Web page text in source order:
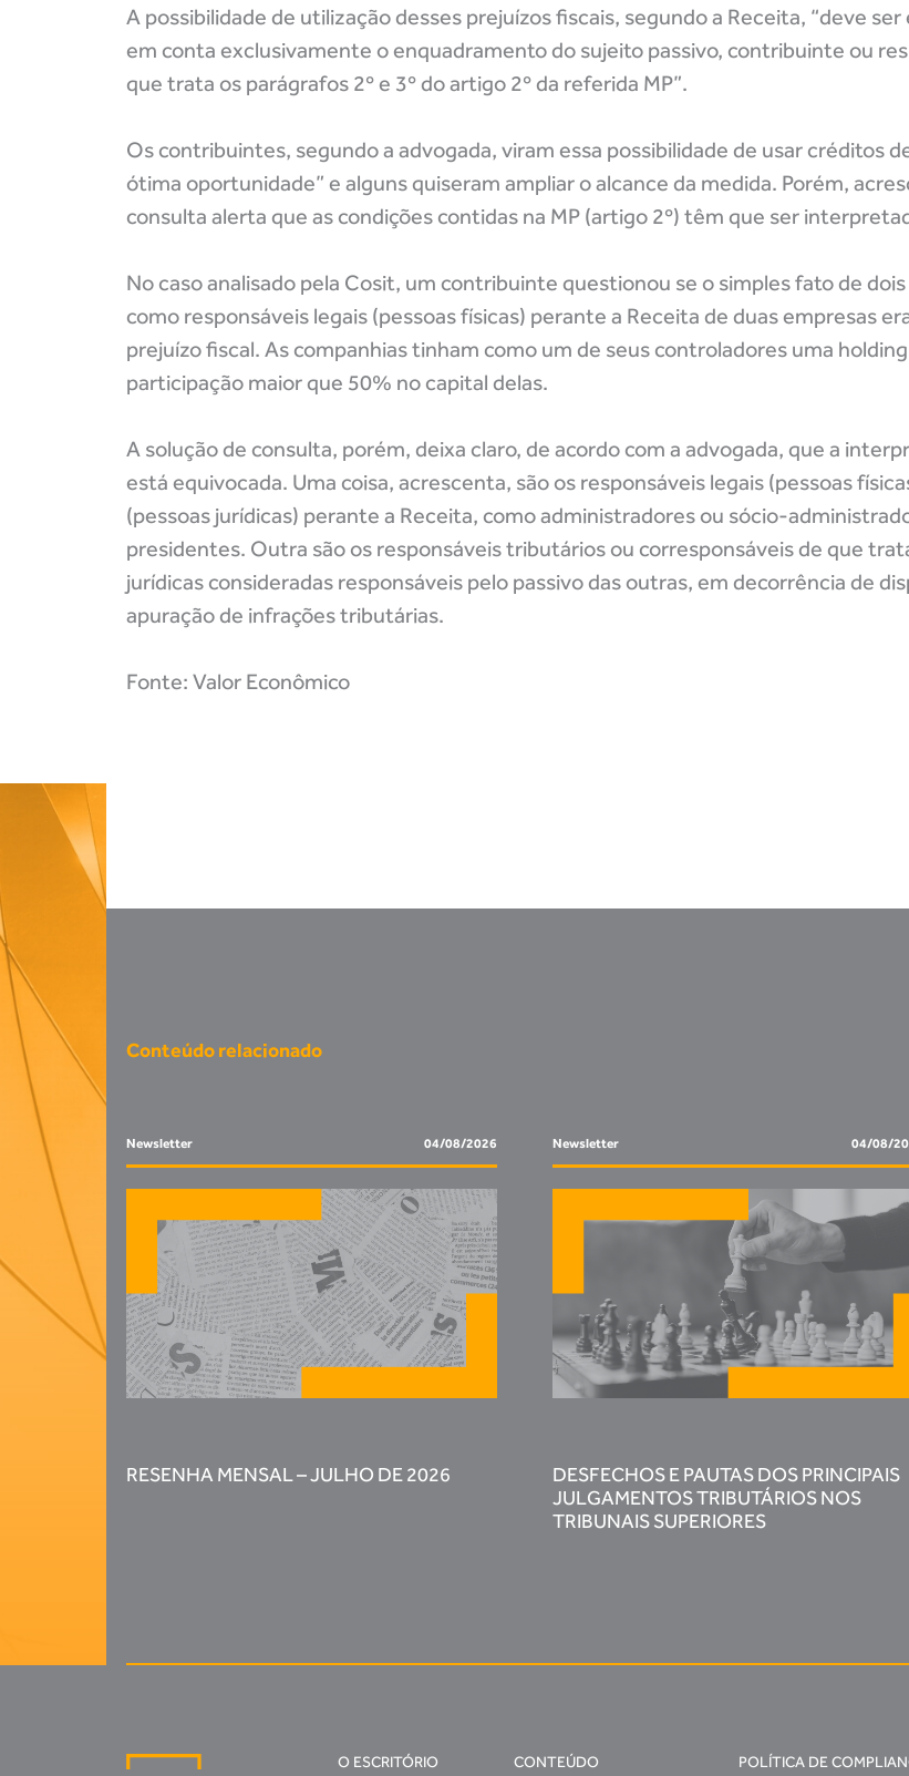
A possibilidade de utilização desses prejuízos fiscais, segundo a Receita, “deve
em conta exclusivamente o enquadramento do sujeito passivo, contribuinte ou
que trata os parágrafos 2º e 3º do artigo 2º da referida MP”.
Os contribuintes, segundo a advogada, viram essa possibilidade de usar créditos
ótima oportunidade” e alguns quiseram ampliar o alcance da medida. Porém,
consulta alerta que as condições contidas na MP (artigo 2º) têm que ser
No caso analisado pela Cosit, um contribuinte questionou se o simples fato de
como responsáveis legais (pessoas físicas) perante a Receita de duas empresas
prejuízo fiscal. As companhias tinham como um de seus controladores uma
participação maior que 50% no capital delas.
A solução de consulta, porém, deixa claro, de acordo com a advogada, que a
está equivocada. Uma coisa, acrescenta, são os responsáveis legais (pessoas
(pessoas jurídicas) perante a Receita, como administradores ou sócio-
presidentes. Outra são os responsáveis tributários ou corresponsáveis de que
jurídicas consideradas responsáveis pelo passivo das outras, em decorrência de
apuração de infrações tributárias.
Fonte: Valor Econômico
Conteúdo relacionado
Newsletter 04/08/2026
RESENHA MENSAL – JULHO DE 2026
Newsletter 04/08/
DESFECHOS E PAUTAS DOS PRINCIPAIS
JULGAMENTOS TRIBUTÁRIOS NOS
TRIBUNAIS SUPERIORES
O ESCRITÓRIO CONTEÚDO POLÍTICA DE